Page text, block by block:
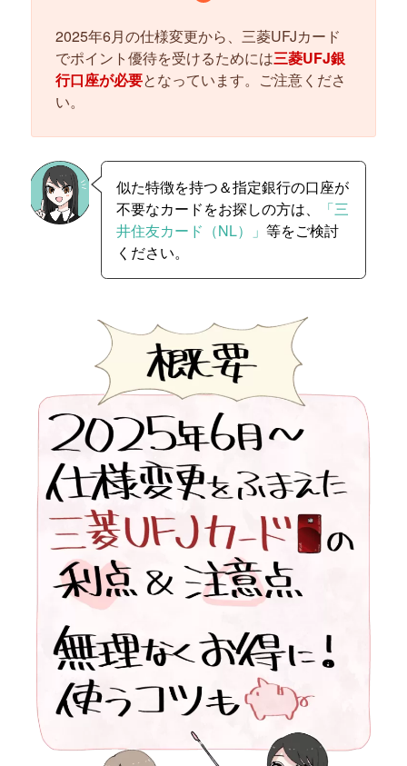
2025年6月の仕様変更から、三菱UFJカード
でポイント優待を受けるためには三菱UFJ銀
行口座が必要となっています。ご注意くださ
い。
似た特徴を持つ＆指定銀行の口座が
不要なカードをお探しの方は、
「三
井住友カード（NL）」 等をご検討
ください。